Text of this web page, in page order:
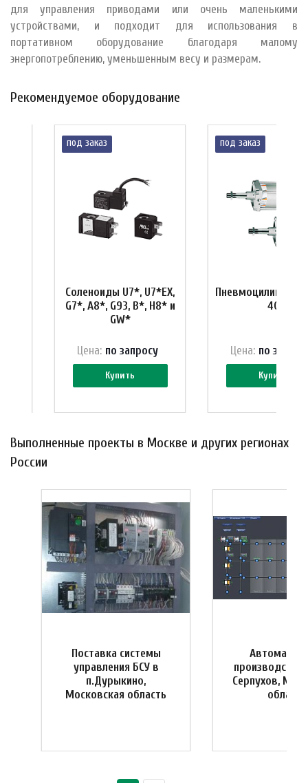
для управления приводами или очень маленькими
устройствами, и подходит для использования в
портативном оборудование благодаря малому
энергопотреблению, уменьшенным весу и размерам.
Рекомендуемое оборудование
под заказ
Соленоиды U7*, U7*EX,
G7*, A8*, G93, B*, H8* и
GW*
Купить
Цена: по запросу
под заказ
Пневмоцилиндры
40
Купить
Цена: по зап
Выполненные проекты в Москве и других регионах
России
Поставка системы
управления БСУ в
п.Дурыкино,
Московская область
производства
Серпухов,
область